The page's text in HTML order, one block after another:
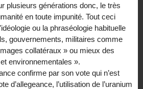
plusieurs générations donc, le très
en toute impunité. Tout ceci
ou la phraséologie habituelle
gouvernements, militaires comme
collatéraux » ou mieux des
environnementales ».
confirme par son vote qui n’est
d’allegeance, l’utilisation de l’uranium